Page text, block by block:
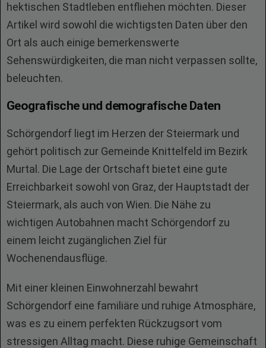
hektischen Stadtleben entfliehen möchten. Dieser
Artikel wird sowohl die wichtigsten Daten über den
Ort als auch einige bemerkenswerte
Sehenswürdigkeiten, die man nicht verpassen sollte,
beleuchten.
Geografische und demografische Daten
Schörgendorf liegt im Herzen der Steiermark und
gehört politisch zur Gemeinde Knittelfeld im Bezirk
Murtal. Die Lage der Ortschaft bietet eine gute
Erreichbarkeit sowohl von Graz, der Hauptstadt der
Steiermark, als auch von Wien. Die Nähe zu
wichtigen Autobahnen macht Schörgendorf zu
einem leicht zugänglichen Ziel für
Wochenendausflüge.
Mit einer kleinen Einwohnerzahl bewahrt
Schörgendorf eine familiäre und ruhige Atmosphäre,
was es zu einem perfekten Rückzugsort vom
stressigen Alltag macht. Diese ruhige Gemeinschaft